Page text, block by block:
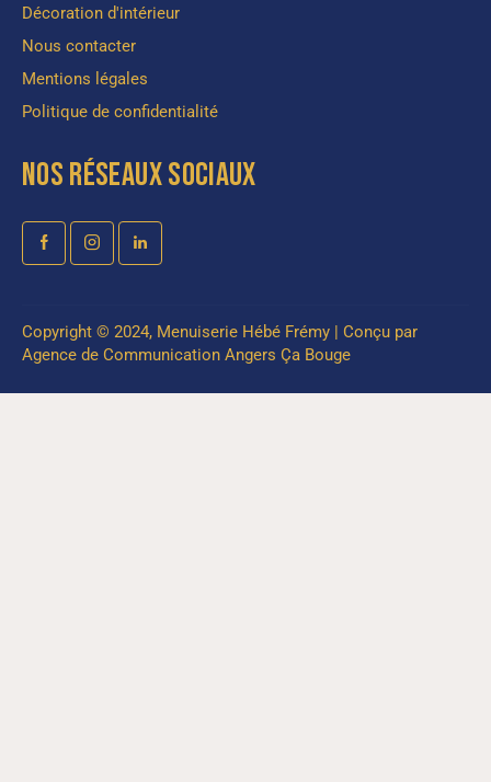
Décoration d'intérieur
Nous contacter
Mentions légales
Politique de confidentialité
NOS RÉSEAUX SOCIAUX
Copyright © 2024, Menuiserie Hébé Frémy | Conçu par
Agence de Communication Angers Ça Bouge